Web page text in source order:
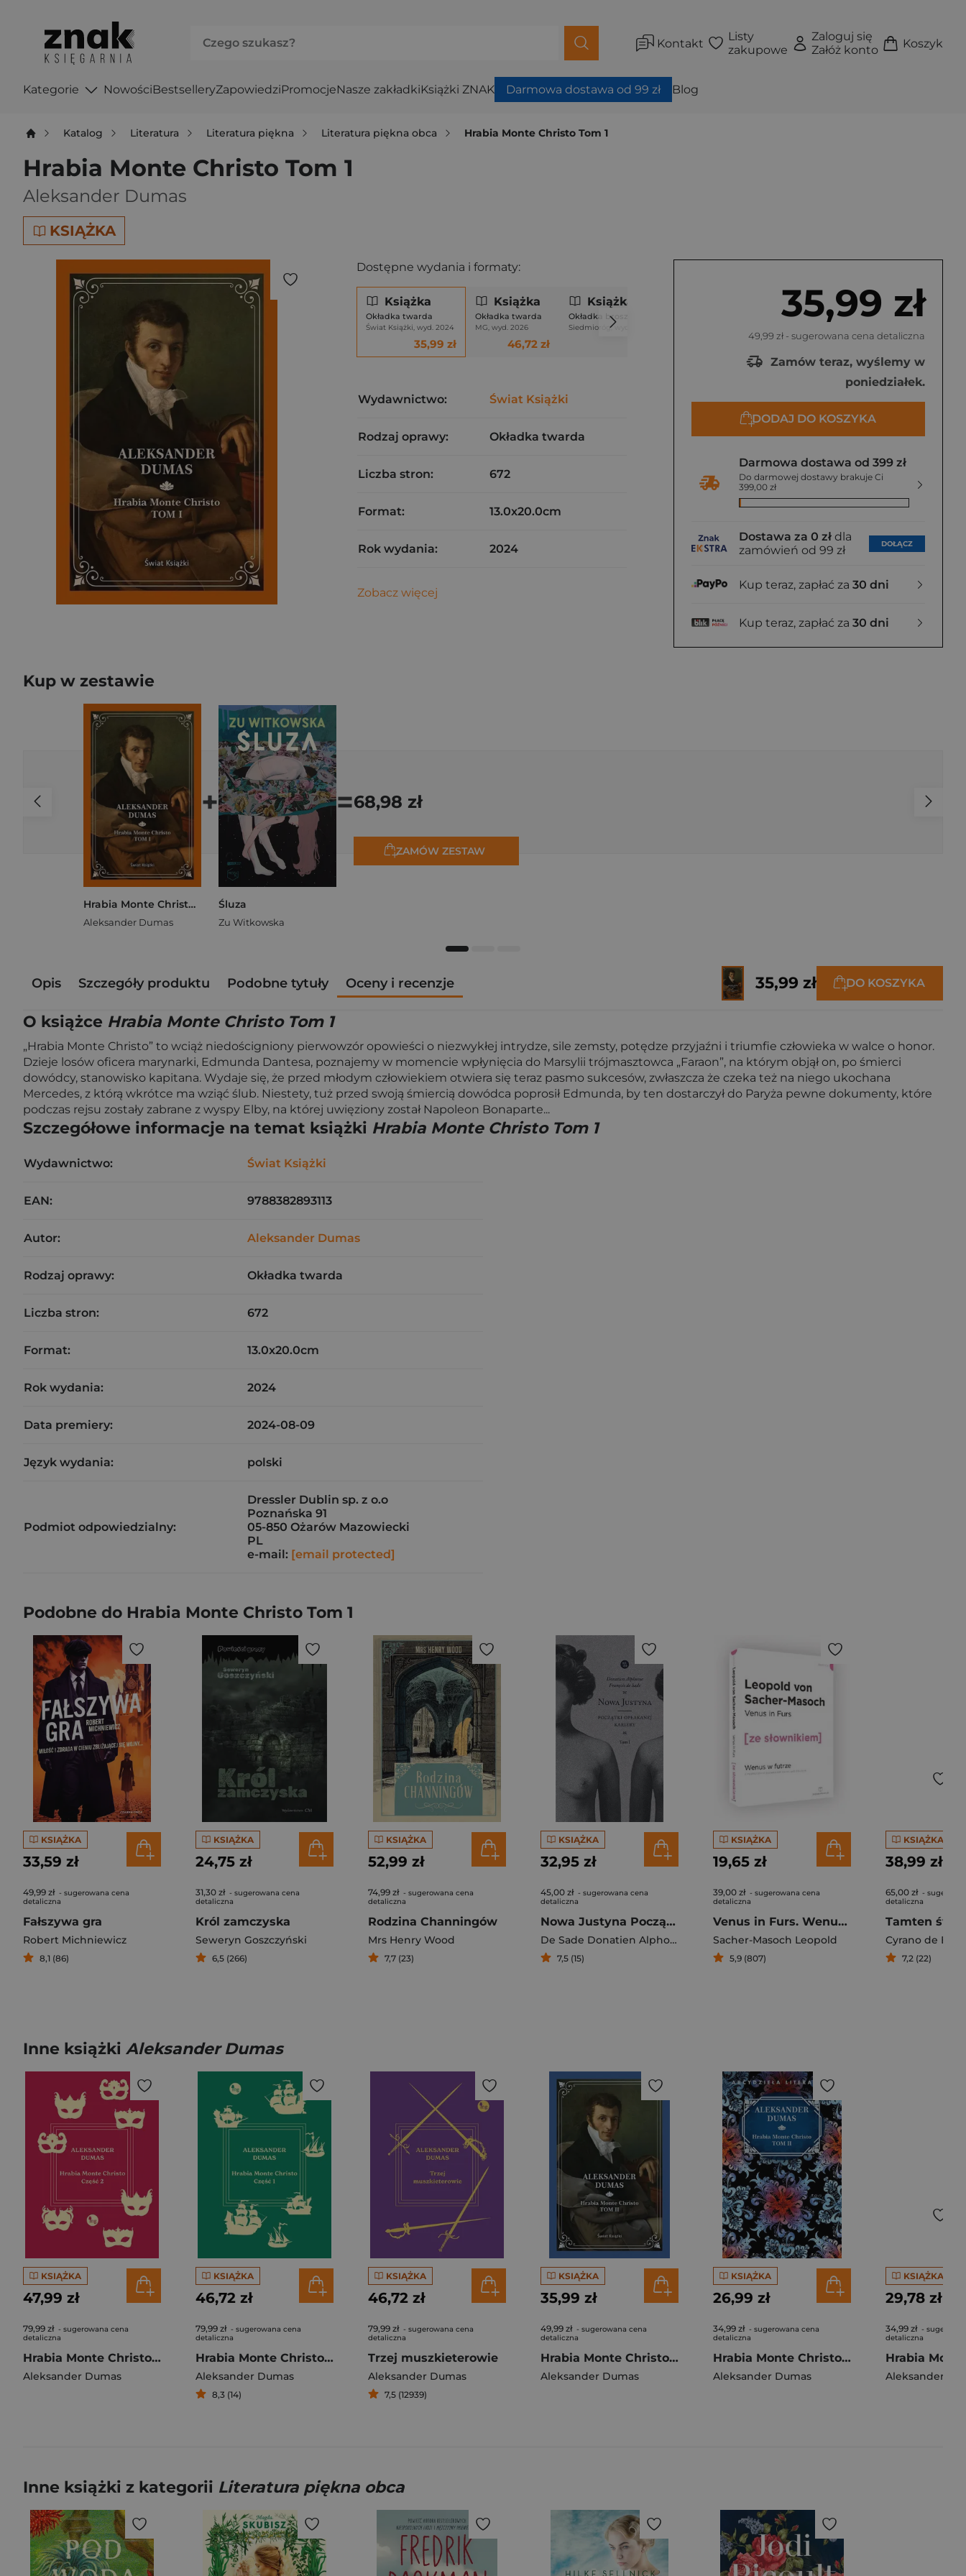
Kontakt
Listy
zakupowe
Zaloguj się
Załóż konto
Koszyk
Kategorie NowościBestselleryZapowiedziPromocjeNasze zakładkiKsiążki ZNAK Darmowa dostawa od 99 zł Blog
Katalog Literatura Literatura piękna Literatura piękna obca Hrabia Monte Christo Tom 1
Hrabia Monte Christo Tom 1
Aleksander Dumas
KSIĄŻKA
35,99 zł
49,99 zł - sugerowana cena detaliczna
Zamów teraz, wyślemy w
poniedziałek.
DODAJ DO KOSZYKA
Darmowa dostawa od 399 zł
Do darmowej dostawy brakuje Ci
399,00 zł
Dostawa za 0 zł dla
zamówień od 99 zł
DOŁĄCZ
Kup teraz, zapłać za 30 dni
Kup teraz, zapłać za 30 dni
Dostępne wydania i formaty:
Książka
Okładka twarda
Świat Książki, wyd. 2024
35,99 zł
Książka
Okładka twarda
MG, wyd. 2026
46,72 zł
Książka
Okładka broszurowa (miękka)
Siedmioróg, wyd. 2022
Wydawnictwo: Świat Książki
Rodzaj oprawy: Okładka twarda
Liczba stron: 672
Format: 13.0x20.0cm
Rok wydania: 2024
Zobacz więcej
Kup w zestawie
Hrabia Monte Christo Tom 1
Aleksander Dumas
+
Śluza
Zu Witkowska
=68,98 zł
ZAMÓW ZESTAW
Opis Szczegóły produktu Podobne tytuły Oceny i recenzje 35,99 zł DO KOSZYKA
O książce Hrabia Monte Christo Tom 1
„Hrabia Monte Christo” to wciąż niedościgniony pierwowzór opowieści o niezwykłej intrydze, sile zemsty, potędze przyjaźni i triumfie człowieka w walce o honor.
Dzieje losów oficera marynarki, Edmunda Dantesa, poznajemy w momencie wpłynięcia do Marsylii trójmasztowca „Faraon”, na którym objął on, po śmierci
dowódcy, stanowisko kapitana. Wydaje się, że przed młodym człowiekiem otwiera się teraz pasmo sukcesów, zwłaszcza że czeka też na niego ukochana
Mercedes, z którą wkrótce ma wziąć ślub. Niestety, tuż przed swoją śmiercią dowódca poprosił Edmunda, by ten dostarczył do Paryża pewne dokumenty, które
podczas rejsu zostały zabrane z wyspy Elby, na której uwięziony został Napoleon Bonaparte...
Szczegółowe informacje na temat książki Hrabia Monte Christo Tom 1
Wydawnictwo: Świat Książki
EAN: 9788382893113
Autor: Aleksander Dumas
Rodzaj oprawy: Okładka twarda
Liczba stron: 672
Format: 13.0x20.0cm
Rok wydania: 2024
Data premiery: 2024-08-09
Język wydania: polski
Podmiot odpowiedzialny:
Dressler Dublin sp. z o.o
Poznańska 91
05-850 Ożarów Mazowiecki
PL
e-mail: [email protected]
Podobne do Hrabia Monte Christo Tom 1
KSIĄŻKA
33,59 zł
49,99 zł - sugerowana cena
detaliczna
Fałszywa gra
Robert Michniewicz
8,1 (86)
KSIĄŻKA
24,75 zł
31,30 zł - sugerowana cena
detaliczna
Król zamczyska
Seweryn Goszczyński
6,5 (266)
KSIĄŻKA
52,99 zł
74,99 zł - sugerowana cena
detaliczna
Rodzina Channingów
Mrs Henry Wood
7,7 (23)
KSIĄŻKA
32,95 zł
45,00 zł - sugerowana cena
detaliczna
Nowa Justyna Początki opłakanej kariery Tom 1
De Sade Donatien Alphonse Francois
7,5 (15)
KSIĄŻKA
19,65 zł
39,00 zł - sugerowana cena
detaliczna
Venus in Furs. Wenus w futrze z podręcznym słownikiem angielsko-polskim
Sacher-Masoch Leopold
5,9 (807)
KSIĄŻKA
38,99 zł
65,00 zł -
detaliczna
Tamten
Cyrano de
7,2 (22)
Inne książki Aleksander Dumas
KSIĄŻKA
47,99 zł
79,99 zł - sugerowana cena
detaliczna
Hrabia Monte Christo. Tom 2
Aleksander Dumas
KSIĄŻKA
46,72 zł
79,99 zł - sugerowana cena
detaliczna
Hrabia Monte Christo. Tom 1
Aleksander Dumas
8,3 (14)
KSIĄŻKA
46,72 zł
79,99 zł - sugerowana cena
detaliczna
Trzej muszkieterowie
Aleksander Dumas
7,5 (12939)
KSIĄŻKA
35,99 zł
49,99 zł - sugerowana cena
detaliczna
Hrabia Monte Christo Tom 2
Aleksander Dumas
KSIĄŻKA
26,99 zł
34,99 zł - sugerowana cena
detaliczna
Hrabia Monte Christo. Tom 2
Aleksander Dumas
KSIĄŻKA
29,78 zł
34,99 zł -
detaliczna
Aleksander
Inne książki z kategorii Literatura piękna obca